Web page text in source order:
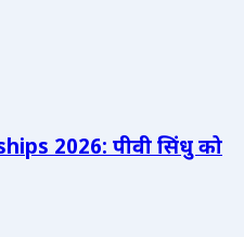
2026: पीवी सिंधु को